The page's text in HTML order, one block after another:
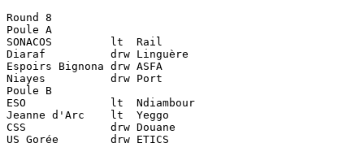
Round 8
Poule A
SONACOS		lt  Rail
Diaraf		drw Linguère
Espoirs Bignona	drw ASFA
Niayes		drw Port
Poule B
ESO		lt  Ndiambour
Jeanne d'Arc	lt  Yeggo
CSS		drw Douane
US Gorée	drw ETICS